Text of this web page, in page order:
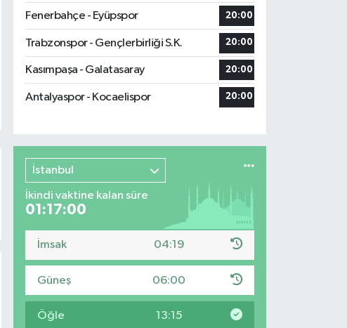
Fenerbahçe - Eyüpspor 20:00
Trabzonspor - Gençlerbirliği S.K. 20:00
Kasımpaşa - Galatasaray 20:00
Antalyaspor - Kocaelispor 20:00
İstanbul
İkindi vaktine kalan süre
01:16:59
İmsak 04:19
Güneş 06:00
Öğle 13:15